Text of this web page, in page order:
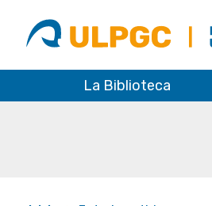
ULPGC
La Biblioteca